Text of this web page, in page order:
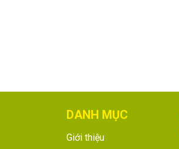
DANH MỤC
Giới thiệu